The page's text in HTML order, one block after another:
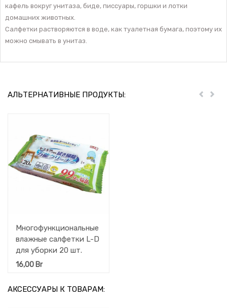
кафель вокруг унитаза, биде, писсуары, горшки и лотки
домашних животных.
Салфетки растворяются в воде, как туалетная бумага, поэтому их
можно смывать в унитаз.
АЛЬТЕРНАТИВНЫЕ ПРОДУКТЫ: Пред
Многофункциональные
влажные салфетки L-D
для уборки 20 шт.
16,00 Br
АКСЕССУАРЫ К ТОВАРАМ: